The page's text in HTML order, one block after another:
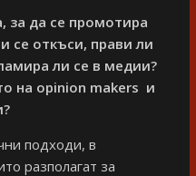
за да се промотира
се откъси, прави ли
ли се в медии?
на opinion makers и
подходи, в
разполагат за